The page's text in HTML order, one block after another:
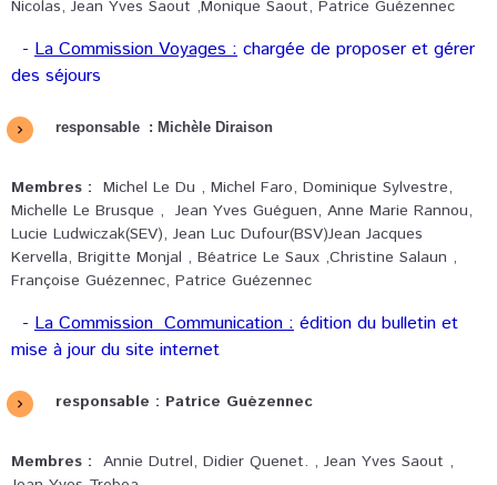
Nicolas, Jean Yves Saout ,Monique Saout, Patrice Guézennec
- La Commission Voyages : chargée de proposer et gérer
des séjours
responsable : Michèle Diraison
Membres : Michel Le Du , Michel Faro, Dominique Sylvestre,
Michelle Le Brusque , Jean Yves Guéguen, Anne Marie Rannou,
Lucie Ludwiczak(SEV), Jean Luc Dufour(BSV)Jean Jacques
Kervella, Brigitte Monjal , Béatrice Le Saux ,Christine Salaun ,
Françoise Guézennec, Patrice Guézennec
- La Commission Communication : édition du bulletin et
mise à jour du site internet
responsable : Patrice Guézennec
Membres : Annie Dutrel, Didier Quenet. , Jean Yves Saout ,